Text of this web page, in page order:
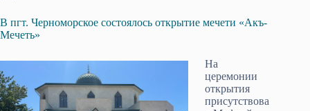
В пгт. Черноморское состоялось открытие мечети «Акъ-
Мечеть»
На
церемонии
открытия
присутствова